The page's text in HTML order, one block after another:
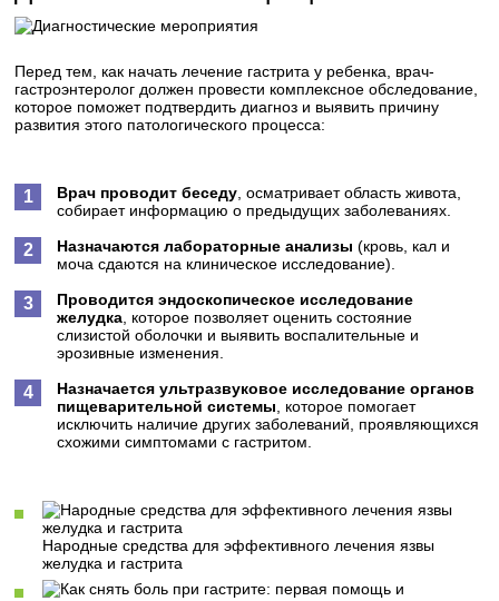
Перед тем, как начать лечение гастрита у ребенка, врач-
гастроэнтеролог должен провести комплексное обследование,
которое поможет подтвердить диагноз и выявить причину
развития этого патологического процесса:
Врач проводит беседу , осматривает область живота,
собирает информацию о предыдущих заболеваниях.
Назначаются лабораторные анализы (кровь, кал и
моча сдаются на клиническое исследование).
Проводится эндоскопическое исследование
желудка , которое позволяет оценить состояние
слизистой оболочки и выявить воспалительные и
эрозивные изменения.
Назначается ультразвуковое исследование органов
пищеварительной системы , которое помогает
исключить наличие других заболеваний, проявляющихся
схожими симптомами с гастритом.
Народные средства для эффективного лечения язвы
желудка и гастрита